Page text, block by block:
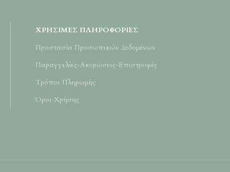
ΧΡΉΣΙΜΕΣ ΠΛΗΡΟΦΟΡΊΕΣ
Προστασία Προσωπικών Δεδομένων
Παραγγελίες-Ακυρώσεις-Επιστροφές
Τρόποι Πληρωμής
Όροι Χρήσης